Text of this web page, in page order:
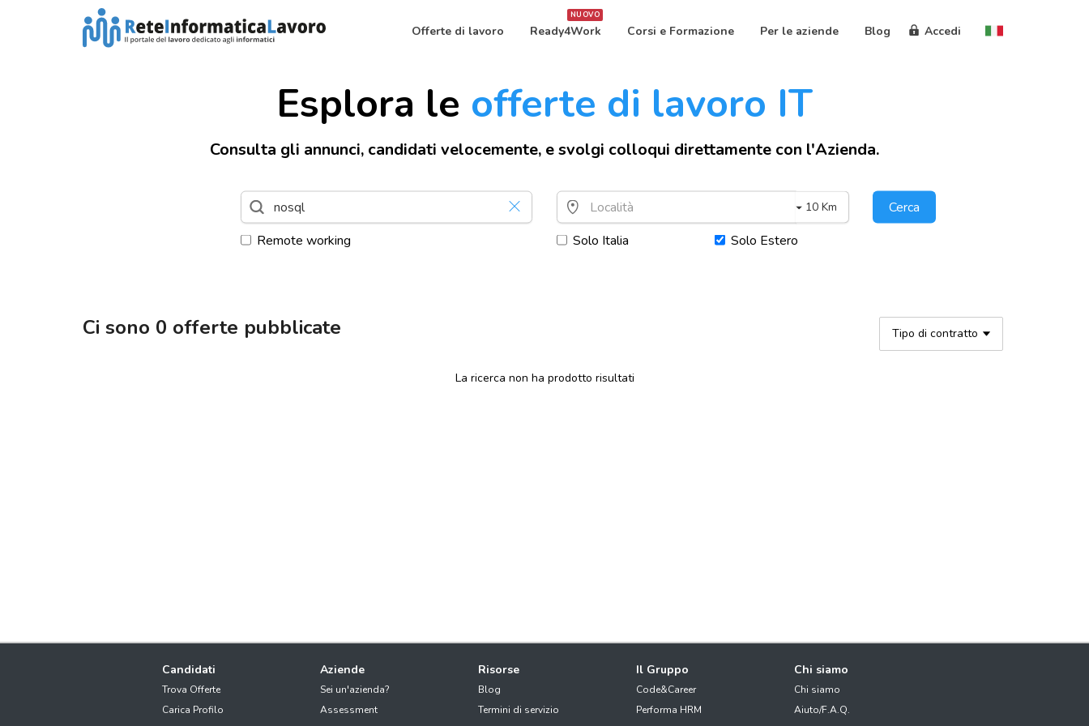
Offerte di lavoro
NUOVO
Ready4Work Corsi e Formazione Per le aziende Blog Accedi
Esplora le offerte di lavoro IT
Consulta gli annunci, candidati velocemente, e svolgi colloqui direttamente con l'Azienda.
10 Km
Cerca
Remote working
Solo Italia Solo Estero
Ci sono 0 offerte pubblicate Tipo di contratto
La ricerca non ha prodotto risultati
Candidati
Trova Offerte
Carica Profilo
Aziende
Sei un'azienda?
Assessment
Risorse
Blog
Termini di servizio
Il Gruppo
Code&Career
Performa HRM
Chi siamo
Chi siamo
Aiuto/F.A.Q.